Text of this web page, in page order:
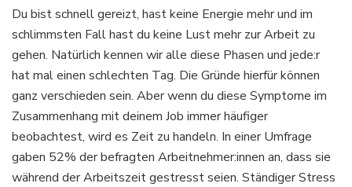
du
am
Arbeitsplatz
reduzieren
Du bist schnell gereizt, hast keine Energie mehr und im
schlimmsten Fall hast du keine Lust mehr zur Arbeit zu
gehen. Natürlich kennen wir alle diese Phasen und jede:r
hat mal einen schlechten Tag. Die Gründe hierfür können
ganz verschieden sein. Aber wenn du diese Symptome im
Zusammenhang mit deinem Job immer häufiger
beobachtest, wird es Zeit zu handeln. In einer Umfrage
gaben 52% der befragten Arbeitnehmer:innen an, dass sie
während der Arbeitszeit gestresst seien. Ständiger Stress